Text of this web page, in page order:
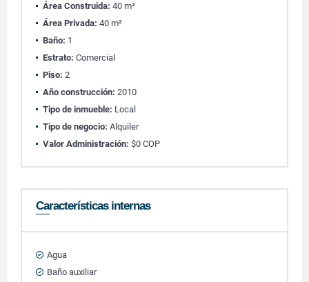
Área Construida: 40 m²
Área Privada: 40 m²
Baño: 1
Estrato: Comercial
Piso: 2
Año construcción: 2010
Tipo de inmueble: Local
Tipo de negocio: Alquiler
Valor Administración: $0 COP
Características internas
Agua
Baño auxiliar